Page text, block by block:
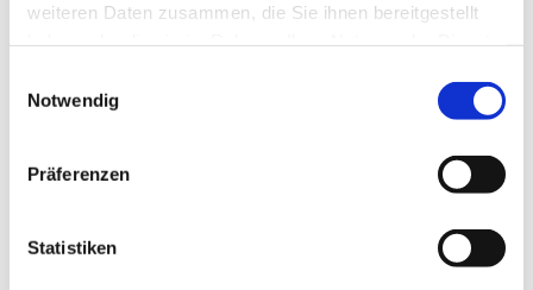
weiteren Daten zusammen, die Sie ihnen bereitgestellt
Notwendig
Präferenzen
Statistiken
© privat
Dienstag, 19. Januar 2027, 15:30 Uhr